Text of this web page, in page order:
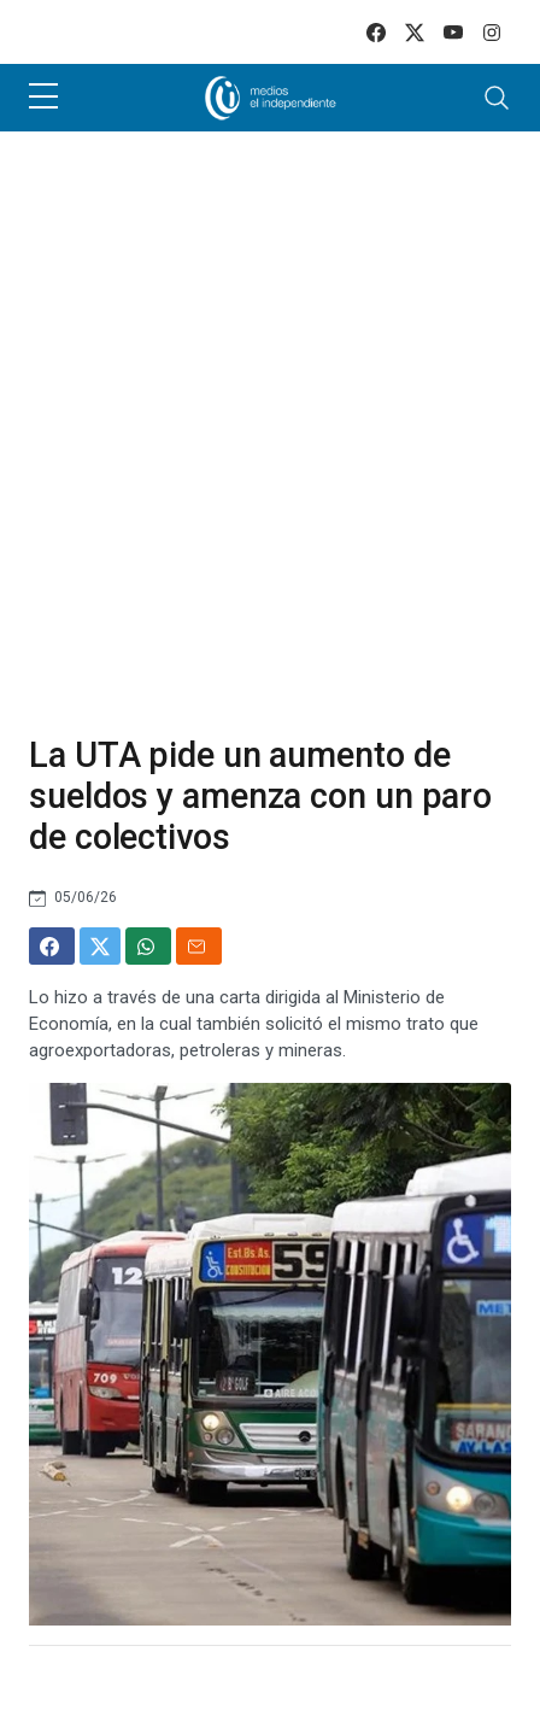
La UTA pide un aumento de
sueldos y amenza con un paro
de colectivos
05/06/26
Lo hizo a través de una carta dirigida al Ministerio de
Economía, en la cual también solicitó el mismo trato que
agroexportadoras, petroleras y mineras.